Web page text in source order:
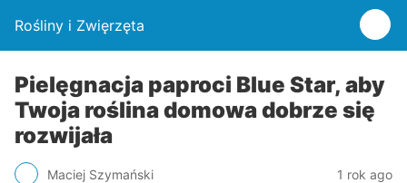
Rośliny i Zwięrzęta
Pielęgnacja paproci Blue Star, aby
Twoja roślina domowa dobrze się
rozwijała
Maciej Szymański 1 rok ago